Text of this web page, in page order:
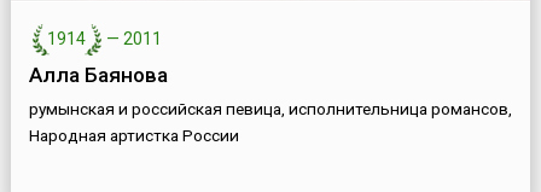
1914 — 2011
Алла Баянова
румынская и российская певица, исполнительница романсов,
Народная артистка России